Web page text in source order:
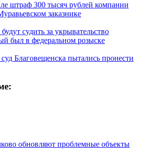
штраф 300 тысяч рублей компании
заказнике
судить за укрывательство
был в федеральном розыске
Благовещенска пытались пронести
обновляют проблемные объекты